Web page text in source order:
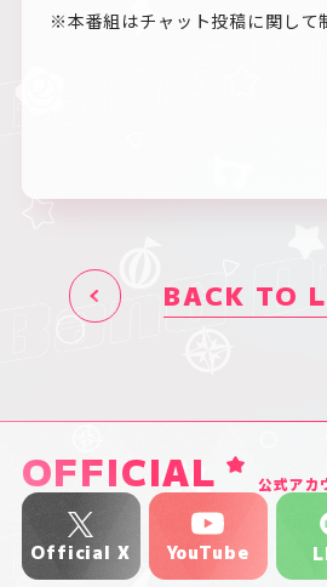
※本番組はチャット投稿に関して
BACK TO
OFFICIAL 公式アカ
Official X YouTube